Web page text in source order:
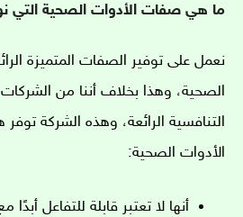
ما هي صفات الأدوات الصحية التي
نعمل على توفير الصفات المتميزة
الصحية، وهذا بخلاف أننا من الشركات
التنافسية الرائعة، وهذه الشركة
الأدوات الصحية:
أنها لا تعتبر قابلة للتفاعل أبدًا